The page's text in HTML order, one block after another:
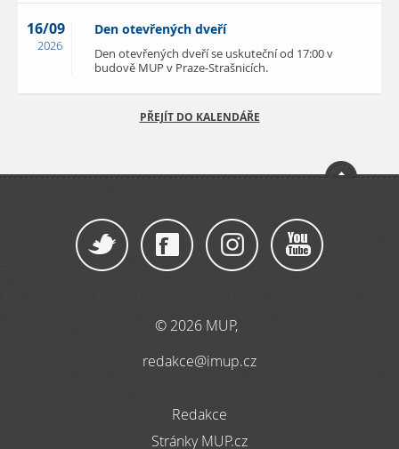
16/09
2026
Den otevřených dveří
Den otevřených dveří se uskuteční od 17:00 v
budově MUP v Praze-Strašnicích.
PŘEJÍT DO KALENDÁŘE
© 2026 MUP,
redakce@imup.cz
Redakce
Stránky MUP.cz